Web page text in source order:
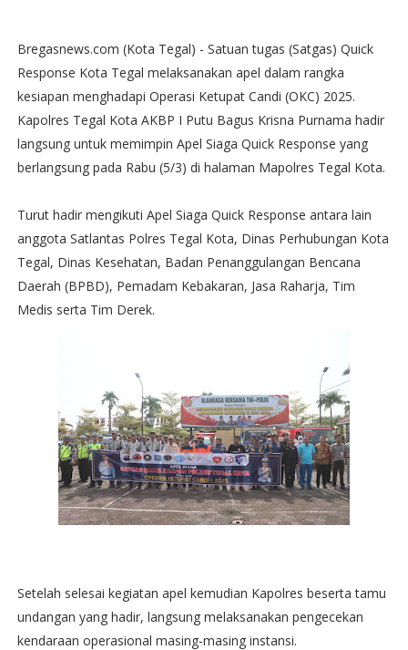
Bregasnews.com (Kota Tegal) - Satuan tugas (Satgas) Quick
Response Kota Tegal melaksanakan apel dalam rangka
kesiapan menghadapi Operasi Ketupat Candi (OKC) 2025.
Kapolres Tegal Kota AKBP I Putu Bagus Krisna Purnama hadir
langsung untuk memimpin Apel Siaga Quick Response yang
berlangsung pada Rabu (5/3) di halaman Mapolres Tegal Kota.
Turut hadir mengikuti Apel Siaga Quick Response antara lain
anggota Satlantas Polres Tegal Kota, Dinas Perhubungan Kota
Tegal, Dinas Kesehatan, Badan Penanggulangan Bencana
Daerah (BPBD), Pemadam Kebakaran, Jasa Raharja, Tim
Medis serta Tim Derek.
Setelah selesai kegiatan apel kemudian Kapolres beserta tamu
undangan yang hadir, langsung melaksanakan pengecekan
kendaraan operasional masing-masing instansi.